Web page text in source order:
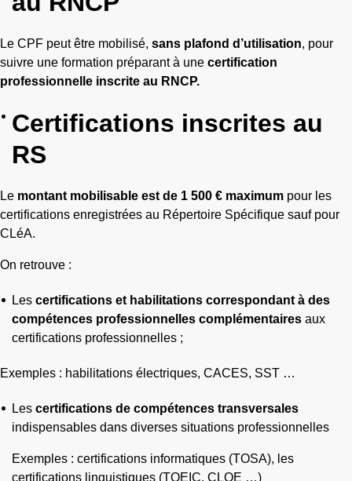
Le CPF peut être mobilisé, sans plafond d’utilisation, pour
suivre une formation préparant à une certification
professionnelle inscrite au RNCP.
Certifications inscrites au
RS
Le montant mobilisable est de 1 500 € maximum pour les
certifications enregistrées au Répertoire Spécifique sauf pour
CLéA.
On retrouve :
Les certifications et habilitations correspondant à des
compétences professionnelles complémentaires aux
certifications professionnelles ;
Exemples : habilitations électriques, CACES, SST …
Les certifications de compétences transversales
indispensables dans diverses situations professionnelles
Exemples : certifications informatiques (TOSA), les
certifications linguistiques (TOEIC, CLOE …)